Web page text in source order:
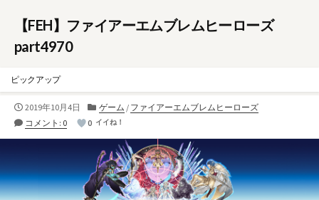
【FEH】ファイアーエムブレムヒーローズ
part4970
ピックアップ
公
開
2019年10月4日
カ
テ
ー
ゲーム / ファイアーエムブレムヒーローズ
コメント: 0
0 イイね！